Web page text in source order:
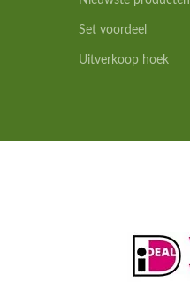
Set voordeel
Uitverkoop hoek